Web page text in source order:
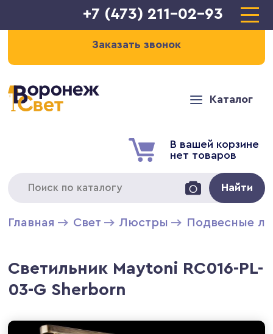
+7 (473) 211-02-93
Заказать звонок
Каталог
В вашей корзине
нет товаров
Найти
Главная Свет Люстры Подвесные
Светильник Maytoni RC016-PL-
03-G Sherborn